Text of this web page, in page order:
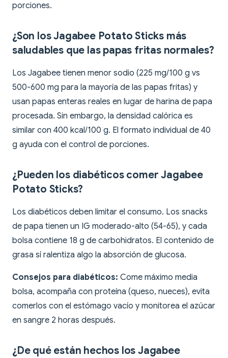
porciones.
¿Son los Jagabee Potato Sticks más
saludables que las papas fritas normales?
Los Jagabee tienen menor sodio (225 mg/100 g vs
500-600 mg para la mayoría de las papas fritas) y
usan papas enteras reales en lugar de harina de papa
procesada. Sin embargo, la densidad calórica es
similar con 400 kcal/100 g. El formato individual de 40
g ayuda con el control de porciones.
¿Pueden los diabéticos comer Jagabee
Potato Sticks?
Los diabéticos deben limitar el consumo. Los snacks
de papa tienen un IG moderado-alto (54-65), y cada
bolsa contiene 18 g de carbohidratos. El contenido de
grasa sí ralentiza algo la absorción de glucosa.
Consejos para diabéticos: Come máximo media
bolsa, acompaña con proteína (queso, nueces), evita
comerlos con el estómago vacío y monitorea el azúcar
en sangre 2 horas después.
¿De qué están hechos los Jagabee